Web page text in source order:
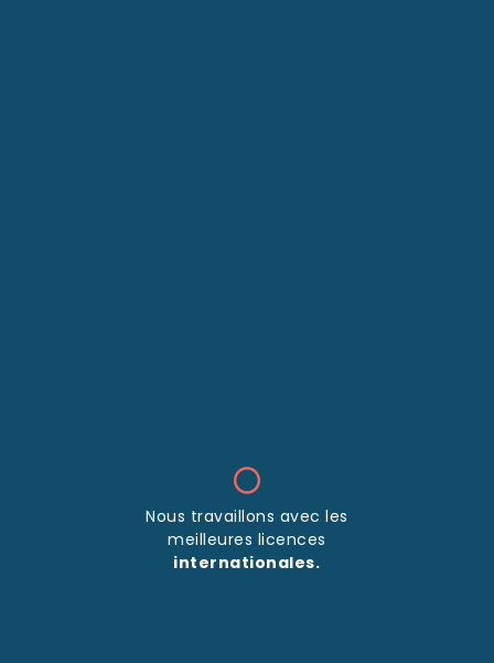
Nous travaillons avec les
meilleures licences
internationales.